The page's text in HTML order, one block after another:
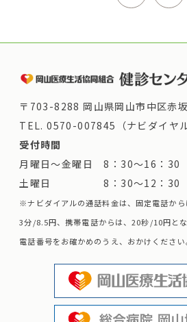
〒703-8288 岡山県岡山市中区赤
TEL.0570-007845（ナビダイヤル
受付時間
月曜日～金曜日 8：30～16：30
土曜日 8：30～12：30
※ナビダイアルの通話料金は、固定電話から
3分/8.5円、携帯電話からは、20秒/10円とな
電話番号をお確かめのうえ、おかけください